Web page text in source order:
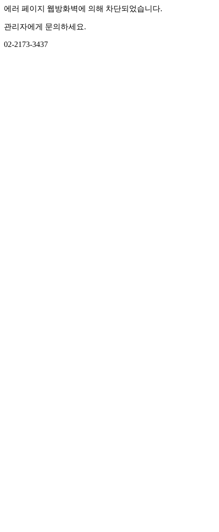
에러 페이지 웹방화벽에 의해 차단되었습니다.
관리자에게 문의하세요.
02-2173-3437